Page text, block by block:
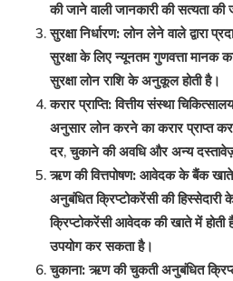
की जाने वाली जानकारी की सत्यता की
सुरक्षा निर्धारण:लोन लेने वाले द्वारा
सुरक्षा के लिए न्यूनतम गुणवत्ता मानक
सुरक्षा लोन राशि के अनुकूल होती है।
करार प्राप्ति:वित्तीय संस्था
अनुसार लोन करने का करार प्राप्त
दर, चुकाने की अवधि और अन्य
ऋण की वित्तपोषण: आवेदक के बैंक खाते
अनुबंधित क्रिप्टोकरेंसी की
क्रिप्टोकरेंसी आवेदक की खाते में
उपयोग कर सकता है।
चुकाना:ऋण की चुकती अनुबंधित